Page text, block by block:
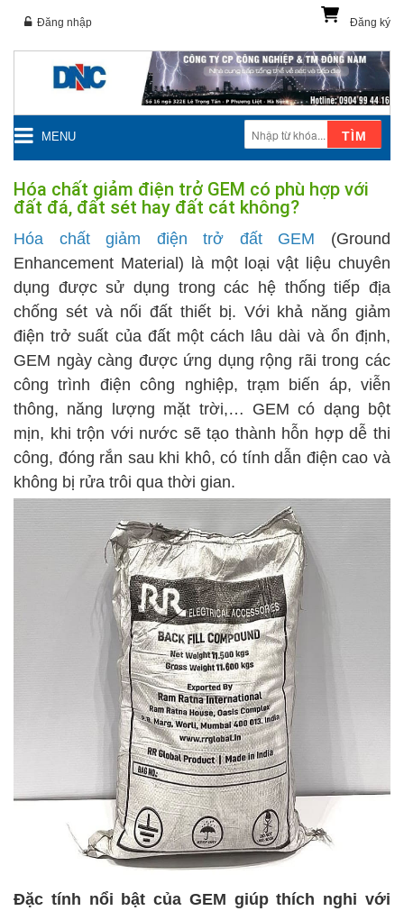
Đăng ký
Đăng nhập
MENU TÌM
Hóa chất giảm điện trở GEM có phù hợp với
đất đá, đất sét hay đất cát không?
Hóa chất giảm điện trở đất GEM (Ground
Enhancement Material) là một loại vật liệu chuyên
dụng được sử dụng trong các hệ thống tiếp địa
chống sét và nối đất thiết bị. Với khả năng giảm
điện trở suất của đất một cách lâu dài và ổn định,
GEM ngày càng được ứng dụng rộng rãi trong các
công trình điện công nghiệp, trạm biến áp, viễn
thông, năng lượng mặt trời,… GEM có dạng bột
mịn, khi trộn với nước sẽ tạo thành hỗn hợp dễ thi
công, đóng rắn sau khi khô, có tính dẫn điện cao và
không bị rửa trôi qua thời gian.
Đặc tính nổi bật của GEM giúp thích nghi với